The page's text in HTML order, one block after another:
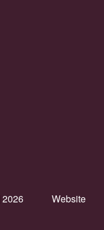
2026
Website